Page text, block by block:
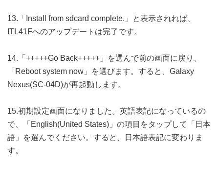
13.「Install from sdcard complete.」と表示されれば、
ITL41Fへのアップデートは完了です。
14.「+++++Go Back+++++」を選んで前の画面に戻り、
「Reboot system now」を選びます。すると、Galaxy
Nexus(SC-04D)が再起動します。
15.初期設定画面になりました。英語表記になっているの
で、「English(United States)」の項目をタップして「日本
語」を選んでください。すると、日本語表記に変わりま
す。